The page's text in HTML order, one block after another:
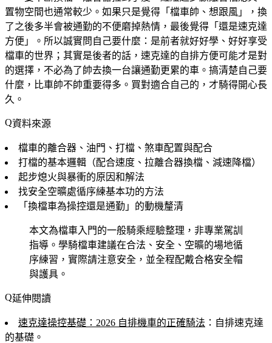
置物空間也通常較少。如果只是覺得「檔車帥、想跟風」，換
了之後多半會被通勤的不便磨掉熱情，最後覺得「還是速克達
方便」。所以誠實問自己要什麼：是前者就好好學、好好享受
檔車的世界；其實是後者的話，速克達的自排方便可能才是對
的選擇，不必為了帥去換一台讓通勤更累的車。搞清楚自己要
什麼，比車帥不帥重要得多。買對適合自己的，才騎得開心長
久。
資料來源
檔車的離合器、油門、打檔、煞車配置與配合
打檔的基本邏輯（配合速度、拉離合器換檔、減速降檔）
起步熄火與暴衝的原因和解法
找安全空曠處循序練基本功的方法
「換檔車為操控還是通勤」的動機釐清
本文為檔車入門的一般騎乘經驗整理，非專業駕訓
指導。學騎檔車建議在合法、安全、空曠的場地循
序練習，實際請注意安全，並全程配戴合格安全帽
與護具。
延伸閱讀
速克達操控基礎：2026 自排機車的正確騎法 ：自排速克達
的基礎。